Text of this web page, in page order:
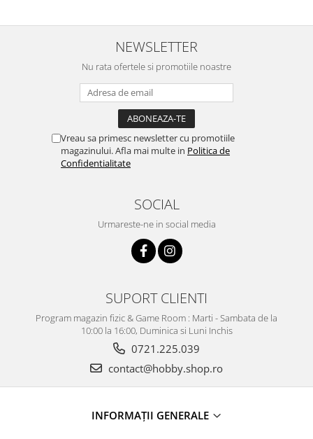
NEWSLETTER
Nu rata ofertele si promotiile noastre
Vreau sa primesc newsletter cu promotiile
magazinului. Afla mai multe in Politica de
Confidentialitate
SOCIAL
Urmareste-ne in social media
SUPORT CLIENTI
Program magazin fizic & Game Room : Marti - Sambata de la
10:00 la 16:00, Duminica si Luni Inchis
0721.225.039
contact@hobby.shop.ro
INFORMAŢII GENERALE